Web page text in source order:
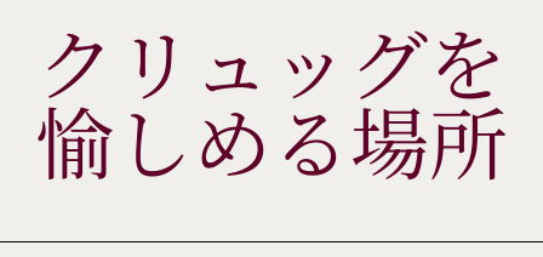
クリュッグを
愉しめる場所